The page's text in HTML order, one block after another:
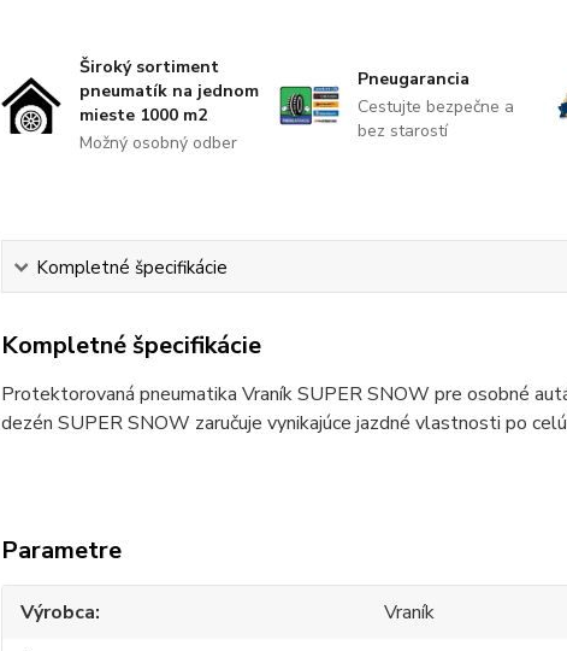
Široký sortiment
pneumatík na jednom
mieste 1000 m2
Možný osobný odber
Pneugarancia
Cestujte bezpečne a
bez starostí
Kompletné špecifikácie
Kompletné špecifikácie
Protektorovaná pneumatika Vraník SUPER SNOW pre osobné
dezén SUPER SNOW zaručuje vynikajúce jazdné vlastnosti po
Parametre
Výrobca
Vraník